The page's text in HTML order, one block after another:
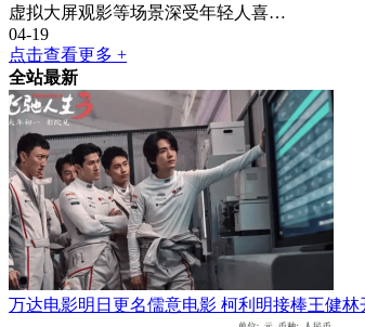
虚拟大屏观影等场景深受年轻人喜…
04-19
点击查看更多 +
全站最新
万达电影明日更名儒意电影 柯利明接棒王健林